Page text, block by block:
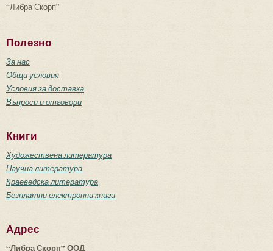
“Либра Скорп”
Полезно
За нас
Общи условия
Условия за доставка
Въпроси и отговори
Книги
Художествена литература
Научна литература
Краеведска литература
Безплатни електронни книги
Адрес
“Либра Скорп” ООД